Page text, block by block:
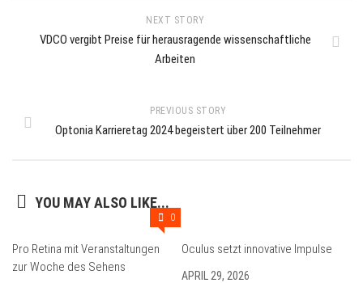
NEXT STORY
VDCO vergibt Preise für herausragende wissenschaftliche
Arbeiten
PREVIOUS STORY
Optonia Karrieretag 2024 begeistert über 200 Teilnehmer
YOU MAY ALSO LIKE...
0
Pro Retina mit Veranstaltungen
zur Woche des Sehens
Oculus setzt innovative Impulse
APRIL 29, 2026